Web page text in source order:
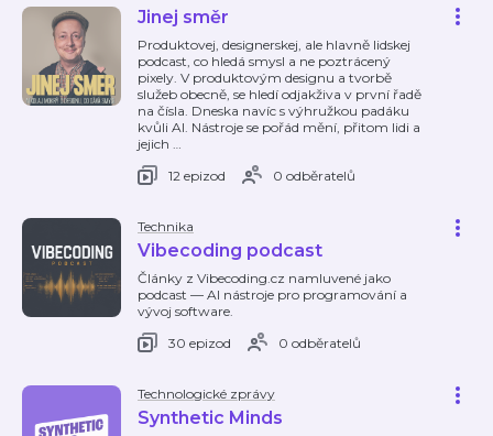
Jinej směr
Produktovej, designerskej, ale hlavně lidskej
podcast, co hledá smysl a ne poztrácený
pixely. V produktovým designu a tvorbě
služeb obecně, se hledí odjakživa v první řadě
na čísla. Dneska navíc s výhružkou padáku
kvůli AI. Nástroje se pořád mění, přitom lidi a
jejich …
12 epizod
0 odběratelů
Technika
Vibecoding podcast
Články z Vibecoding.cz namluvené jako
podcast — AI nástroje pro programování a
vývoj software.
30 epizod
0 odběratelů
Technologické zprávy
Synthetic Minds